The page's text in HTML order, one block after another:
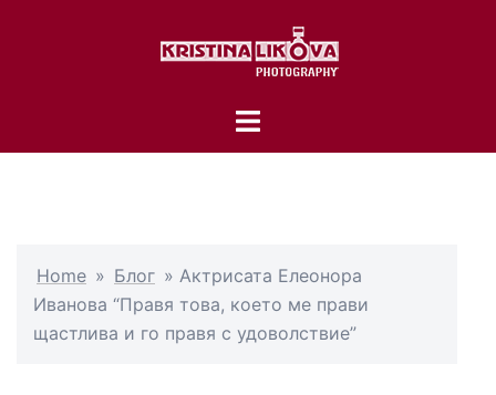
Toggle
Home » Блог » Актрисата Елеонора
Иванова “Правя това, което ме прави
щастлива и го правя с удоволствие”